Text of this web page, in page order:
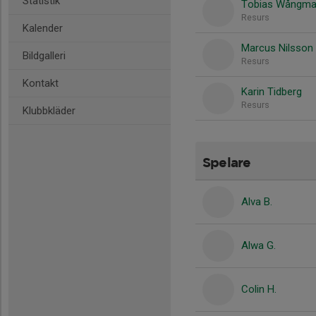
Kalender
Bildgalleri
Kontakt
Klubbkläder
Tobias
Resurs
Marcus Nilsson
Resurs
Karin Tidberg
Resurs
Spelare
Alva B.
Alwa G.
Colin H.